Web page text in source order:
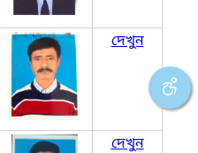
দেখুন
দেখুন